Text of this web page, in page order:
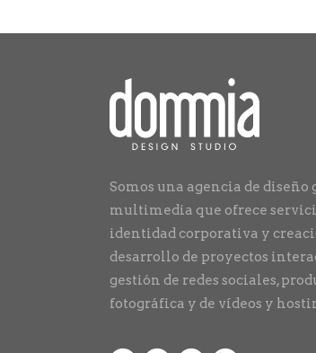
Somos una agencia de diseño
multimedia que ofrece
identidad corporativa y
desarrollo de proyectos
gestión de redes sociales,
fotográfica y de vídeos y